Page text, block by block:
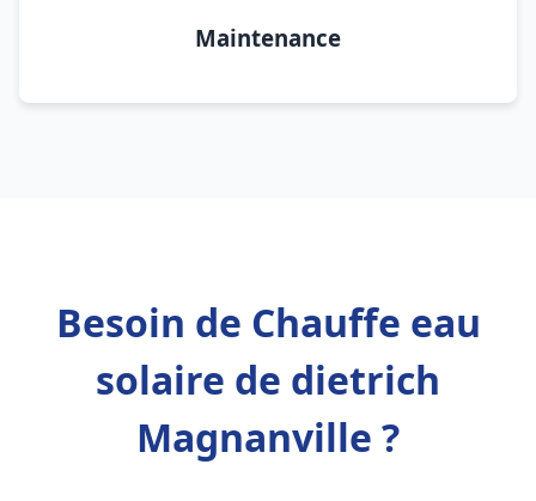
Maintenance
Besoin de Chauffe eau
solaire de dietrich
Magnanville ?